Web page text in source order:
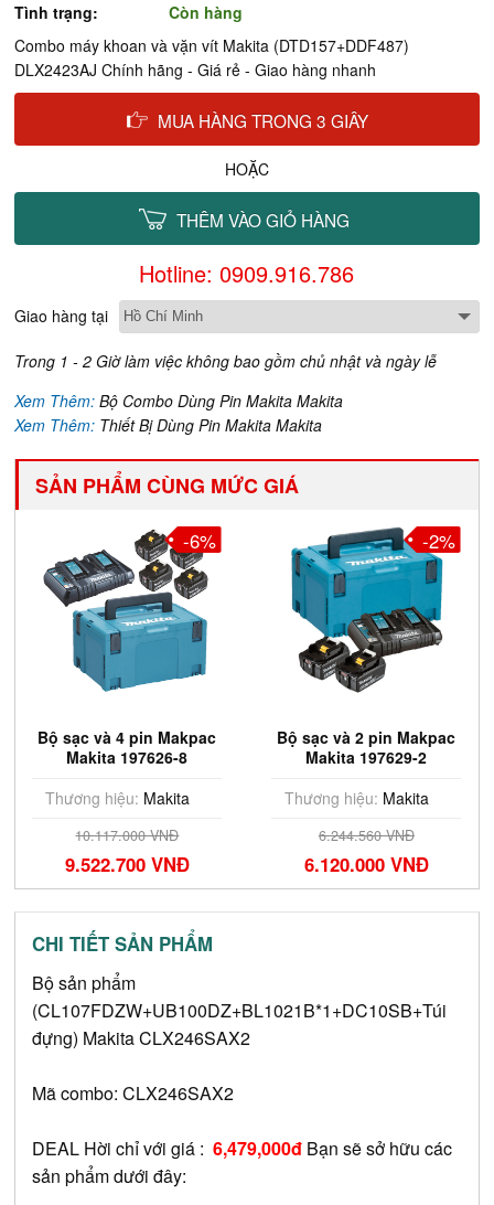
Tình trạng:
Còn hàng
Combo máy khoan và vặn vít Makita (DTD157+DDF487)
DLX2423AJ Chính hãng - Giá rẻ - Giao hàng nhanh
MUA HÀNG TRONG 3 GIÂY
HOẶC
THÊM VÀO GIỎ HÀNG
Hotline: 0909.916.786
Giao hàng tại
Trong 1 - 2 Giờ làm việc không bao gồm chủ nhật và ngày lễ
Xem Thêm:Bộ Combo Dùng Pin Makita Makita
Xem Thêm: Thiết Bị Dùng Pin Makita Makita
SẢN PHẨM CÙNG MỨC GIÁ
Bộ sạc và 4 pin Makpac
Makita 197626-8
Thương hiệu: Makita
10.117.000 VNĐ
9.522.700 VNĐ
-6%
Bộ sạc và 2 pin Makpac
Makita 197629-2
Thương hiệu: Makita
6.244.560 VNĐ
6.120.000 VNĐ
-2%
CHI TIẾT SẢN PHẨM
Bộ sản phẩm
(CL107FDZW+UB100DZ+BL1021B*1+DC10SB+Túi
đựng) Makita CLX246SAX2
Mã combo: CLX246SAX2
DEAL Hời chỉ với giá : 6,479,000đ Bạn sẽ sở hữu các
sản phẩm dưới đây: